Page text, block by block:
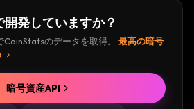
開発していますか？
CoinStatsのデータを取得。
最高の暗号
暗号資産API